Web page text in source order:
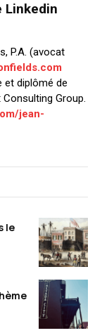
P.A. (avocat
et diplômé de
Group.
jean-
le